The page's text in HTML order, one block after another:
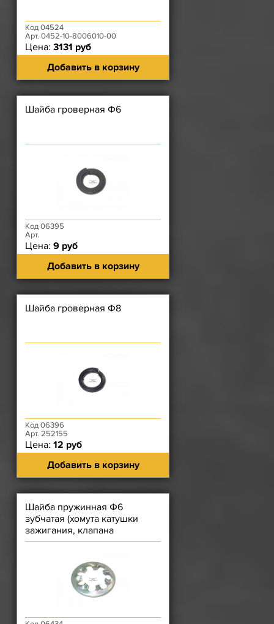
Код 04524
Арт. 0452-10-8006010-00
Цена: 3131 руб
Добавить в корзину
Шайба гроверная Ф6
Код 06395
Арт.
Цена: 9 руб
Добавить в корзину
Шайба гроверная Ф8
Код 06396
Арт. 252155
Цена: 12 руб
Добавить в корзину
Шайба пружинная Ф6
зубчатая (хомута катушки
зажигания, клапана
карбюратора, коммутатора,
омывателя, облицовки
радиатора 452)